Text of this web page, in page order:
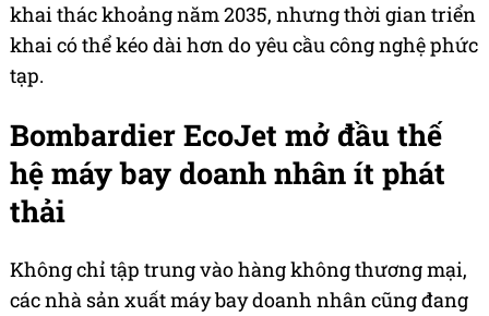
khai thác khoảng năm 2035, nhưng thời gian triển
khai có thể kéo dài hơn do yêu cầu công nghệ phức
tạp.
Bombardier EcoJet mở đầu thế
hệ máy bay doanh nhân ít phát
thải
Không chỉ tập trung vào hàng không thương mại,
các nhà sản xuất máy bay doanh nhân cũng đang